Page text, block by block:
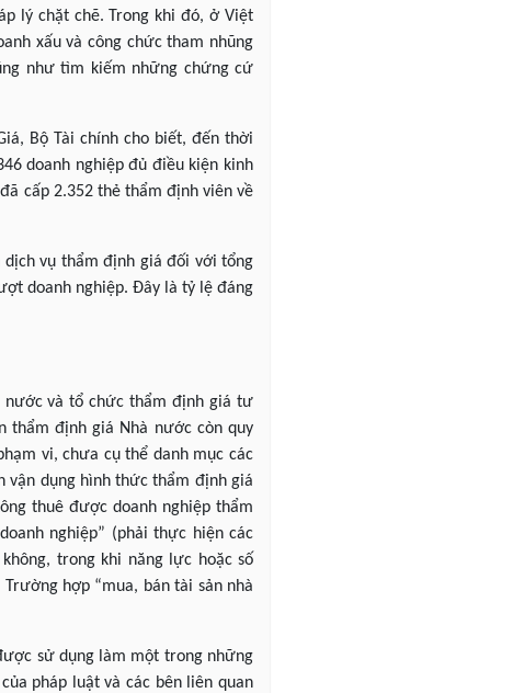
lý chặt chẽ. Trong khi đó, ở Việt
xấu và công chức tham nhũng
như tìm kiếm những chứng cứ
Bộ Tài chính cho biết, đến thời
doanh nghiệp đủ điều kiện kinh
cấp 2.352 thẻ thẩm định viên về
dịch vụ thẩm định giá đối với tổng
doanh nghiệp. Đây là tỷ lệ đáng
nước và tổ chức thẩm định giá tư
thẩm định giá Nhà nước còn quy
vi, chưa cụ thể danh mục các
vận dụng hình thức thẩm định giá
thuê được doanh nghiệp thẩm
nghiệp” (phải thực hiện các
trong khi năng lực hoặc số
hợp “mua, bán tài sản nhà
sử dụng làm một trong những
pháp luật và các bên liên quan